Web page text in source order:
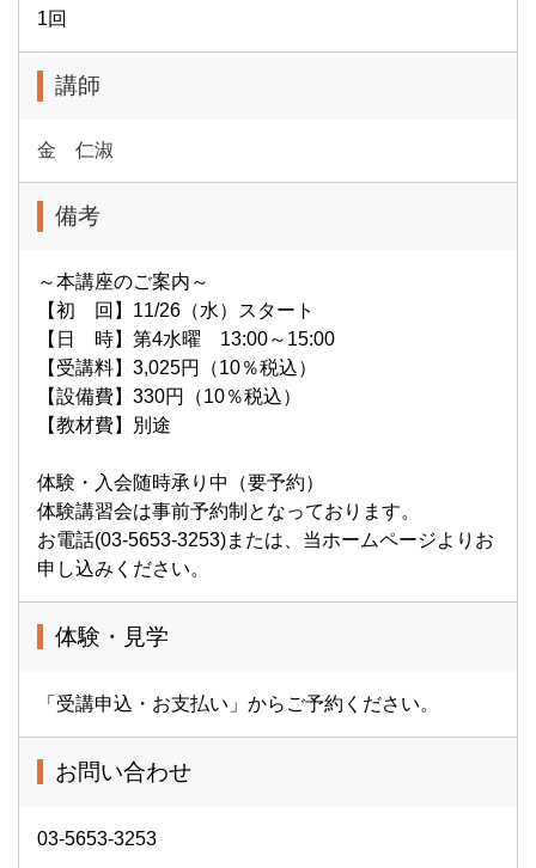
1回
講師
金 仁淑
備考
～本講座のご案内～
【初 回】11/26（水）スタート
【日 時】第4水曜 13:00～15:00
【受講料】3,025円（10％税込）
【設備費】330円（10％税込）
【教材費】別途
体験・入会随時承り中（要予約）
体験講習会は事前予約制となっております。
お電話(03-5653-3253)または、当ホームページよりお
申し込みください。
体験・見学
「受講申込・お支払い」からご予約ください。
お問い合わせ
03-5653-3253